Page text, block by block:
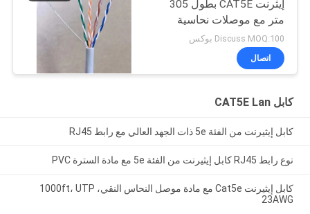
إيثرنت CAT5E بطول 305
متر مع موصلات نحاسية
عارية
Discuss MOQ:100 بوكس
اتصال
كابل CAT5E Lan
كابل إيثيرنت من الفئة 5e ذات الجهد العالي مع رابط RJ45
نوع رابط RJ45 كابل إيثيرنت من الفئة 5e مع مادة السترة PVC
كابل إيثيرنت Cat5e مع مادة موصل النحاس النقي، 1000ft، UTP
23AWG